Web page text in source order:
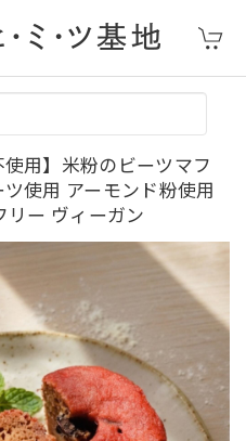
使用】米粉のビーツマフ
使用 アーモンド粉使用
リー ヴィーガン